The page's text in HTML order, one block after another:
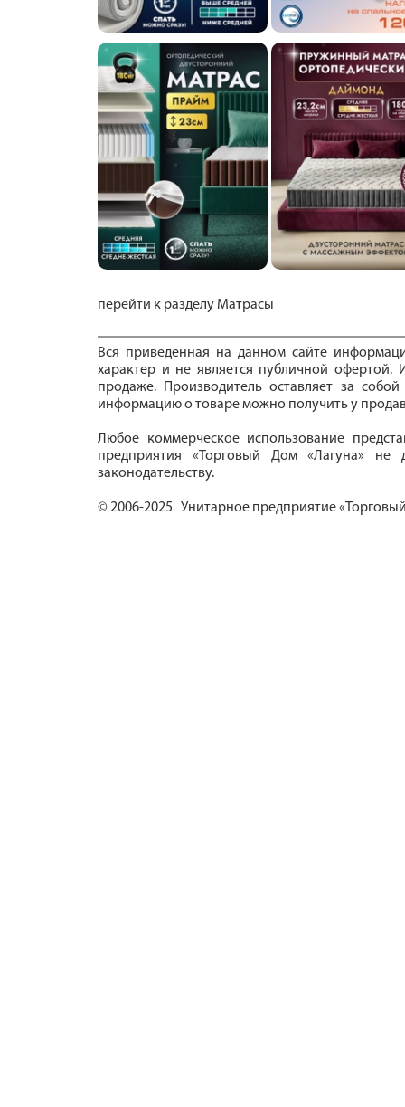
перейти к разделу Матрасы
Вся приведенная на данном сайте
характер и не является публичной офертой.
продаже. Производитель оставляет за
информацию о товаре можно получить у
Любое коммерческое использование
предприятия «Торговый Дом «Лагуна» не
законодательству.
© 2006-2025 Унитарное предприятие